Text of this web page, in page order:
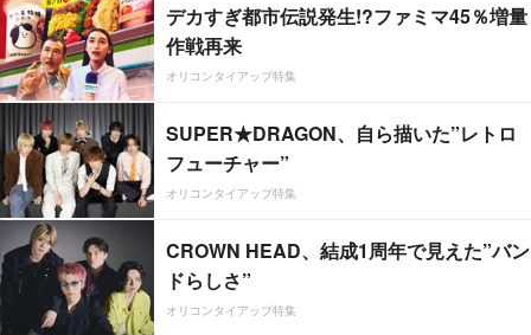
デカすぎ都市伝説発生!?ファミマ45％増量
作戦再来
オリコンタイアップ特集
SUPER★DRAGON、自ら描いた”レトロ
フューチャー”
オリコンタイアップ特集
CROWN HEAD、結成1周年で見えた”バン
ドらしさ”
オリコンタイアップ特集